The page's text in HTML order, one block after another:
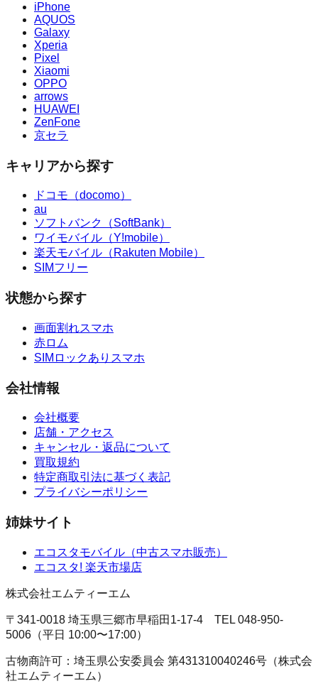
iPhone
AQUOS
Galaxy
Xperia
Pixel
Xiaomi
OPPO
arrows
HUAWEI
ZenFone
京セラ
キャリアから探す
ドコモ（docomo）
au
ソフトバンク（SoftBank）
ワイモバイル（Y!mobile）
楽天モバイル（Rakuten Mobile）
SIMフリー
状態から探す
画面割れスマホ
赤ロム
SIMロックありスマホ
会社情報
会社概要
店舗・アクセス
キャンセル・返品について
買取規約
特定商取引法に基づく表記
プライバシーポリシー
姉妹サイト
エコスタモバイル （中古スマホ販売）
エコスタ! 楽天市場店
株式会社エムティーエム
〒341-0018 埼玉県三郷市早稲田1-17-4 TEL 048-950-
5006 （平日 10:00〜17:00）
古物商許可： 埼玉県公安委員会 第431310040246号 （株式会
社エムティーエム ）